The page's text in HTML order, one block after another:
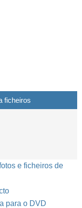
ficheiros
e ficheiros de
para o DVD